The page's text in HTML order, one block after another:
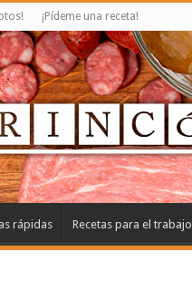
¡Pídeme una receta!
rápidas Recetas para el trabajo